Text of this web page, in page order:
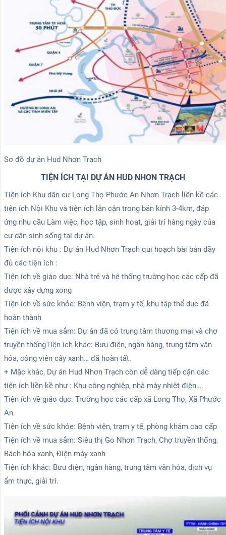
Sơ đồ dự án Hud Nhơn Trạch
TIỆN ÍCH TẠI DỰ ÁN HUD NHƠN TRẠCH
Tiện ích Khu dân cư Long Thọ Phước An Nhơn Trạch liền kề các
tiện ích Nội Khu và tiện ích lân cận trong bán kính 3-4km, đáp
ứng nhu cầu Làm việc, học tập, sinh hoạt, giải trí hàng ngày của
cư dân sinh sống tại dự án.
Tiện ích nội khu : Dự án Hud Nhơn Trạch qui hoạch bài bản đầy
đủ các tiện ích :
Tiện ích về giáo dục: Nhà trẻ và hệ thống trường học các cấp đã
được xây dựng xong
Tiện ích về sức khỏe: Bệnh viện, trạm y tế, khu tập thể dục đã
hoàn thành
Tiện ích về mua sắm: Dự án đã có trung tâm thương mại và chợ
truyền thốngTiện ích khác: Bưu điện, ngân hàng, trung tâm văn
hóa, công viên cây xanh… đã hoàn tất.
+ Mặc khác, Dự án Hud Nhơn Trạch còn dễ dàng tiếp cận các
tiện ích liền kề như : Khu công nghiệp, nhà máy nhiệt điện….
Tiện ích về giáo dục: Trường học các cấp xã Long Thọ, Xã Phước
An.
Tiện ích về sức khỏe: Bệnh viện, trạm y tế, phòng khám cao cấp
Tiện ích về mua sắm: Siêu thị Go Nhơn Trạch, Chợ truyền thống,
Bách hóa xanh, Điện máy xanh
Tiện ích khác: Bưu điện, ngân hàng, trung tâm văn hóa, dịch vụ
ẩm thực, giải trí.